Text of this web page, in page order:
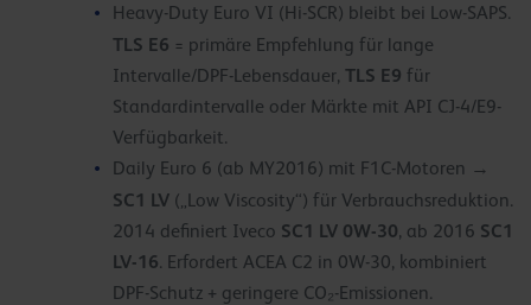
Heavy-Duty Euro VI (Hi-SCR) bleibt bei Low-SAPS.
TLS E6 = primäre Empfehlung für lange
Intervalle/DPF-Lebensdauer, TLS E9 für
Standardintervalle oder Märkte mit API CJ-4/E9-
Verfügbarkeit.
Daily Euro 6 (ab MY2016) mit F1C-Motoren →
SC1 LV („Low Viscosity“) für Verbrauchsreduktion.
2014 definiert Iveco SC1 LV 0W-30, ab 2016 SC1
LV-16. Erfordert ACEA C2 in 0W-30, kombiniert
DPF-Schutz + geringere CO₂-Emissionen.